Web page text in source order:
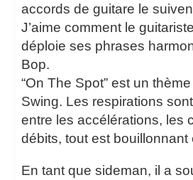
accords de guitare le
J’aime comment le
déploie ses phrases
Bop.
“On The Spot” est un
Swing. Les respirations
entre les accélérations, les
débits, tout est bouillonnant
En tant que sideman, il a